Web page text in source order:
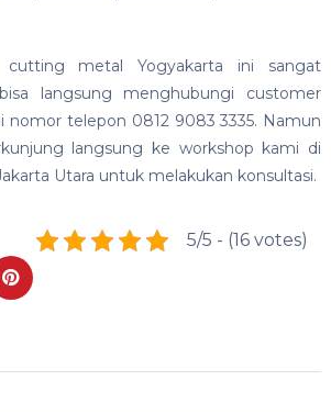
cutting metal Yogyakarta ini sangat
langsung menghubungi customer
nomor telepon 0812 9083 3335. Namun
langsung ke workshop kami di
Utara untuk melakukan konsultasi.
5/5 - (16 votes)